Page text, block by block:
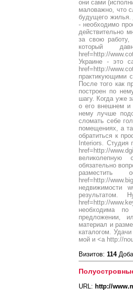
они сами
маловажно, что
будущего жилья.
- необходимо
действительно
за свою
который
href=http://
Украине - это
href=http://
практикующими
После того как
построен по
шагу. Когда уже
о его внешнем и
нему лучше
сломать себе
помещениях, а
обратиться к
Interiors. Студия
href=http://
великолепную
обязательно
href=http://
недвижимости
href=http://
необходима
предложении,
материал и
каталогом.
мой и <a http://
Визитов: 114
URL: http://